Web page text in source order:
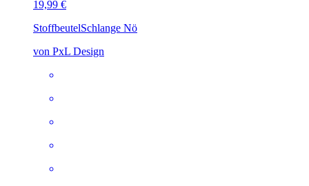
19,99 €
StoffbeutelSchlange Nö
von PxL Design